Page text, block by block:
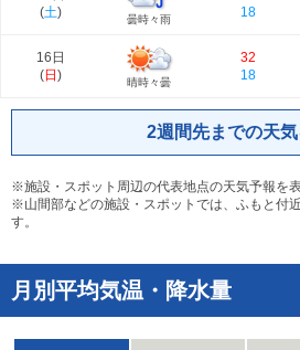
(土) 曇時々雨
18
16日
(日 ) 晴時々曇
32
18
2週間先までの天
※施設・スポット周辺の代表地点の天気予報を表
※山間部などの施設・スポットでは、ふもと付
す。
月別平均気温・降水量